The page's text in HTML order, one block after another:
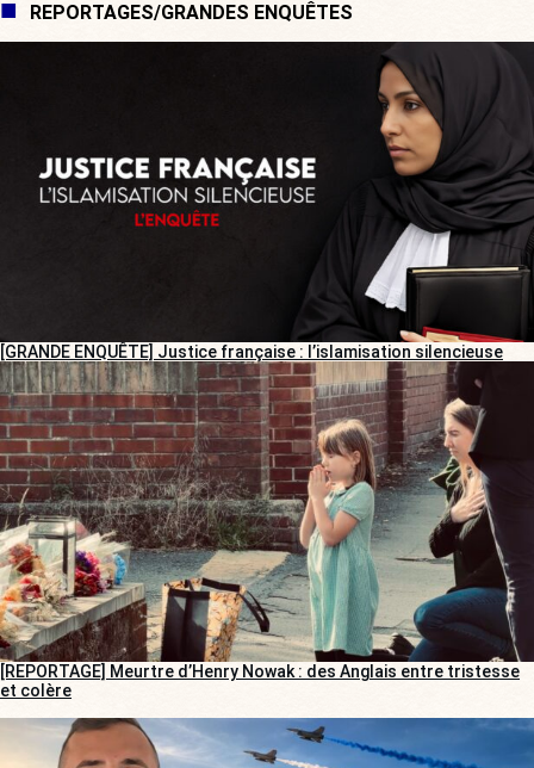
REPORTAGES/GRANDES ENQUÊTES
[GRANDE ENQUÊTE] Justice française : l’islamisation silencieuse
[REPORTAGE] Meurtre d’Henry Nowak : des Anglais entre tristesse
et colère